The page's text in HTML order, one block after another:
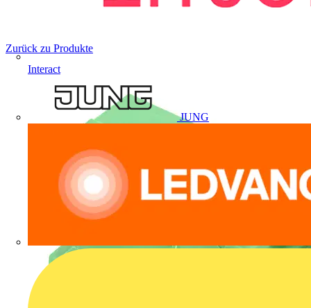
Interact
JUNG
Zurück zu Produkte